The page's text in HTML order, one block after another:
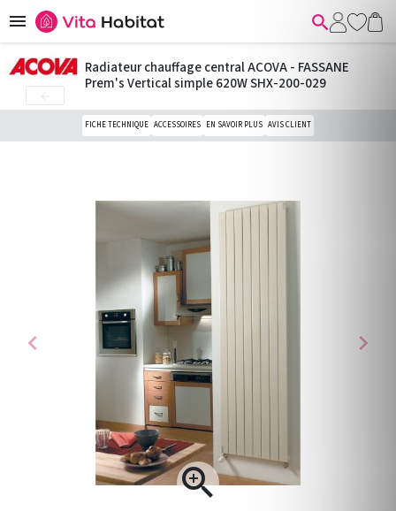
 
chevron_left

chevron_right
Radiateur chauffage central ACOVA - FASSANE
Prem's Vertical simple 620W SHX-200-029
FICHE TECHNIQUE ACCESSOIRES EN SAVOIR PLUS AVIS CLIENT